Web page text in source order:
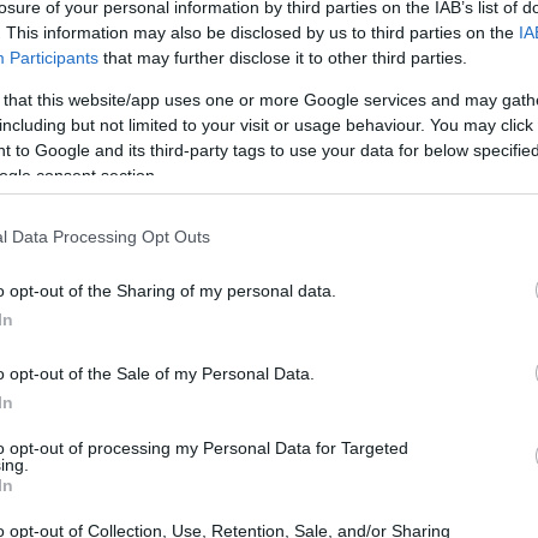
of your personal information by third parties on the IAB’s list of
This information may also be disclosed by us to third parties on the
Participants that may further disclose it to other third parties.
that this website/app uses one or more Google services and may
but not limited to your visit or usage behaviour. You may
to Google and its third-party tags to use your data for below
consent section.
Data Processing Opt Outs
opt-out of the Sharing of my personal data.
opt-out of the Sale of my Personal Data.
opt-out of processing my Personal Data for Targeted
opt-out of Collection, Use, Retention, Sale, and/or Sharing
una postura trencada i seran vulnerables a cops crítics a
correcta per encertar-les, però si ho
i això és molt satisfactori ;-)
si has progressat prou en una determinada línia de
per invocar. Vaig fer servir el meu absorbent
pròpia carn tendra, és a dir, el Cavaller Desterrat
a l'àrea d'efecte del verí, fan molt mal, i el pobre Engvall
se'n. De vegades, a altes hores de la nit, quan hi ha
de dins del seu casc. Una història real.
una reserva de salut enorme i va derrotar molt bé les
d'Engvall, que un cop més em va fallar i torna a
si no es posa les piles. Començo a pensar que s'ha
per invocar i se n'està aprofitant.
de Destresa. La meva arma de cos a cos és
de la Fulla Sagrada. Les meves armes a distància
gravar aquest vídeo. No estic segur si això es considera
vull el punt ideal que no sigui el mode fàcil que
atrapat amb el mateix cap durant hores, ja que no ho